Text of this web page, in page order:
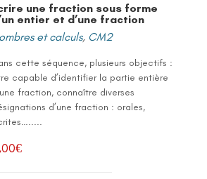
une fraction sous forme
entier et d’une fraction
et calculs, CM2
cette séquence, plusieurs objectifs :
capable d’identifier la partie entière
fraction, connaître diverses
d’une fraction : orales,
€